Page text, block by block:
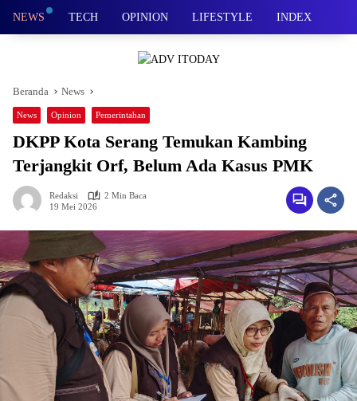
NEWS TECH OPINION LIFESTYLE INDEX
Beranda News
News Opinion Pemerintahan
DKPP Kota Serang Temukan Kambing
Terjangkit Orf, Belum Ada Kasus PMK
Redaksi
2 Min Baca
19 Mei 2026